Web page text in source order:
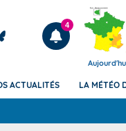
Articles
4
ACTUALITÉS LA MÉTÉO